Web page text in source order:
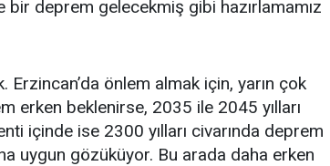
bir deprem gelecekmiş gibi hazırlamamız
önlem almak için, yarın çok
erken beklenirse, 2035 ile 2045 yılları
içinde ise 2300 yılları civarında deprem
uygun gözüküyor. Bu arada daha erken